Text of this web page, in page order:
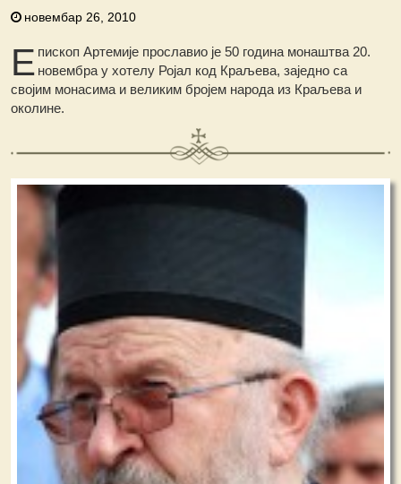
новембар 26, 2010
Е пископ Артемије прославио је 50 година монаштва 20.
новембра у хотелу Ројал код Краљева, заједно са
својим монасима и великим бројем народа из Краљева и
околине.